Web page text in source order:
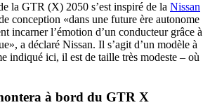
la GTR (X) 2050 s’est inspiré de la Nissan
conception «dans une future ère autonome
incarner l’émotion d’un conducteur grâce à
a déclaré Nissan. Il s’agit d’un modèle à
indiqué ici, il est de taille très modeste – où
à bord du GTR X